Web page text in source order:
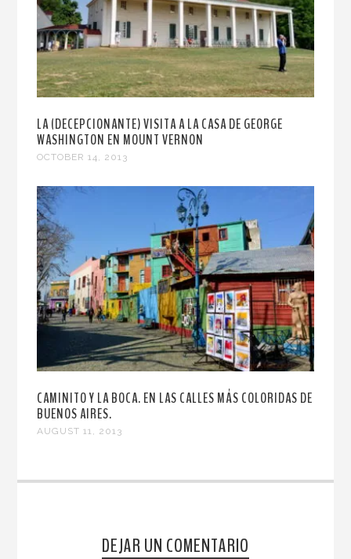
LA (DECEPCIONANTE) VISITA A LA CASA DE GEORGE
WASHINGTON EN MOUNT VERNON
OCTOBER 14, 2013
CAMINITO Y LA BOCA. EN LAS CALLES MÁS COLORIDAS DE
BUENOS AIRES.
AUGUST 11, 2013
DEJAR UN COMENTARIO